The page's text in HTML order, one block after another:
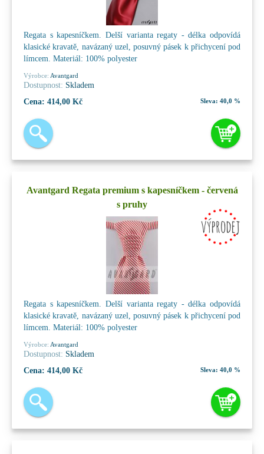
Regata s kapesníčkem. Delší varianta regaty - délka odpovídá
klasické kravatě, navázaný uzel, posuvný pásek k přichycení pod
límcem. Materiál: 100% polyester
Výrobce: Avantgard
Dostupnost: Skladem
Cena: 414,00 Kč Sleva: 40,0 %
Avantgard Regata premium s kapesníčkem - červená
s pruhy
Regata s kapesníčkem. Delší varianta regaty - délka odpovídá
klasické kravatě, navázaný uzel, posuvný pásek k přichycení pod
límcem. Materiál: 100% polyester
Výrobce: Avantgard
Dostupnost: Skladem
Cena: 414,00 Kč Sleva: 40,0 %